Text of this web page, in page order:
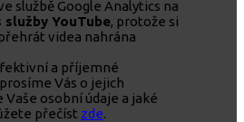
službě Google Analytics na
služby YouTube, protože si
videa nahrána
a příjemné
Vás o jejich
osobní údaje a jaké
přečíst zde.